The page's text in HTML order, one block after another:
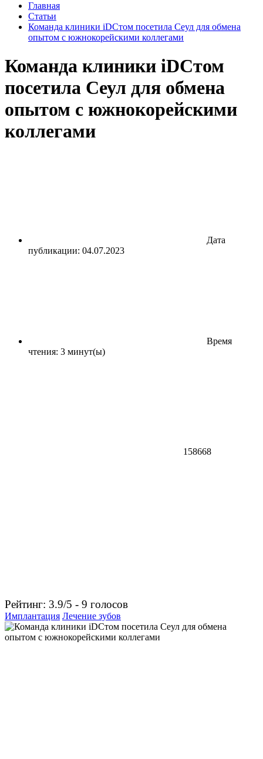
Главная
Статьи
Команда клиники iDСтом посетила Сеул для обмена
опытом с южнокорейскими коллегами
Команда клиники iDСтом
посетила Сеул для обмена
опытом с южнокорейскими
коллегами
Дата
публикации: 04.07.2023
Время
чтения: 3 минут(ы)
158668
Рейтинг: 3.9/5 - 9 голосов
Имплантация Лечение зубов